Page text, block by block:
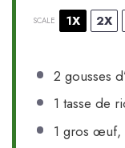
SCALE 1X 2X
2 gousses
1 tasse de
1 gros œuf,